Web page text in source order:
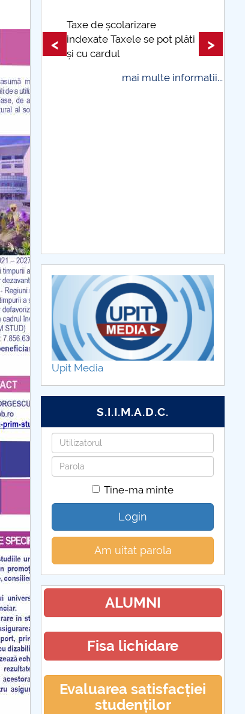
Taxe de școlarizare
indexate Taxele se pot plăti
și cu cardul
mai multe informatii...
< >
Upit Media
S.I.I.M.A.D.C.
Utilizatorul
Parola
Tine-ma minte
Login
Am uitat parola
ALUMNI
Fisa lichidare
Evaluarea satisfacției
studenților